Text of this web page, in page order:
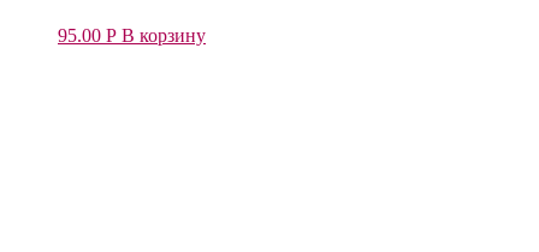
95.00 Р В корзину